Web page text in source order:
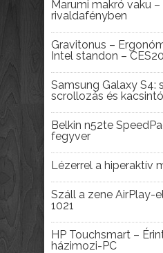
Marumi makró vaku
rivaldafényben
Gravitonus –
Intel standon –
Samsung Galaxy S4:
scrollozás és
Belkin n52te
fegyver
Lézerrel a hiperaktív
Száll a zene AirPlay-
1021
HP Touchsmart –
házimozi-PC